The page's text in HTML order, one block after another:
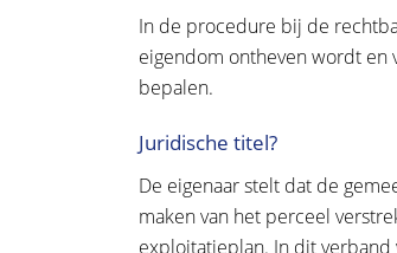
In de procedure bij de
eigendom ontheven wordt en
bepalen.
Juridische titel?
De eigenaar stelt dat de
maken van het perceel
exploitatieplan. In dit